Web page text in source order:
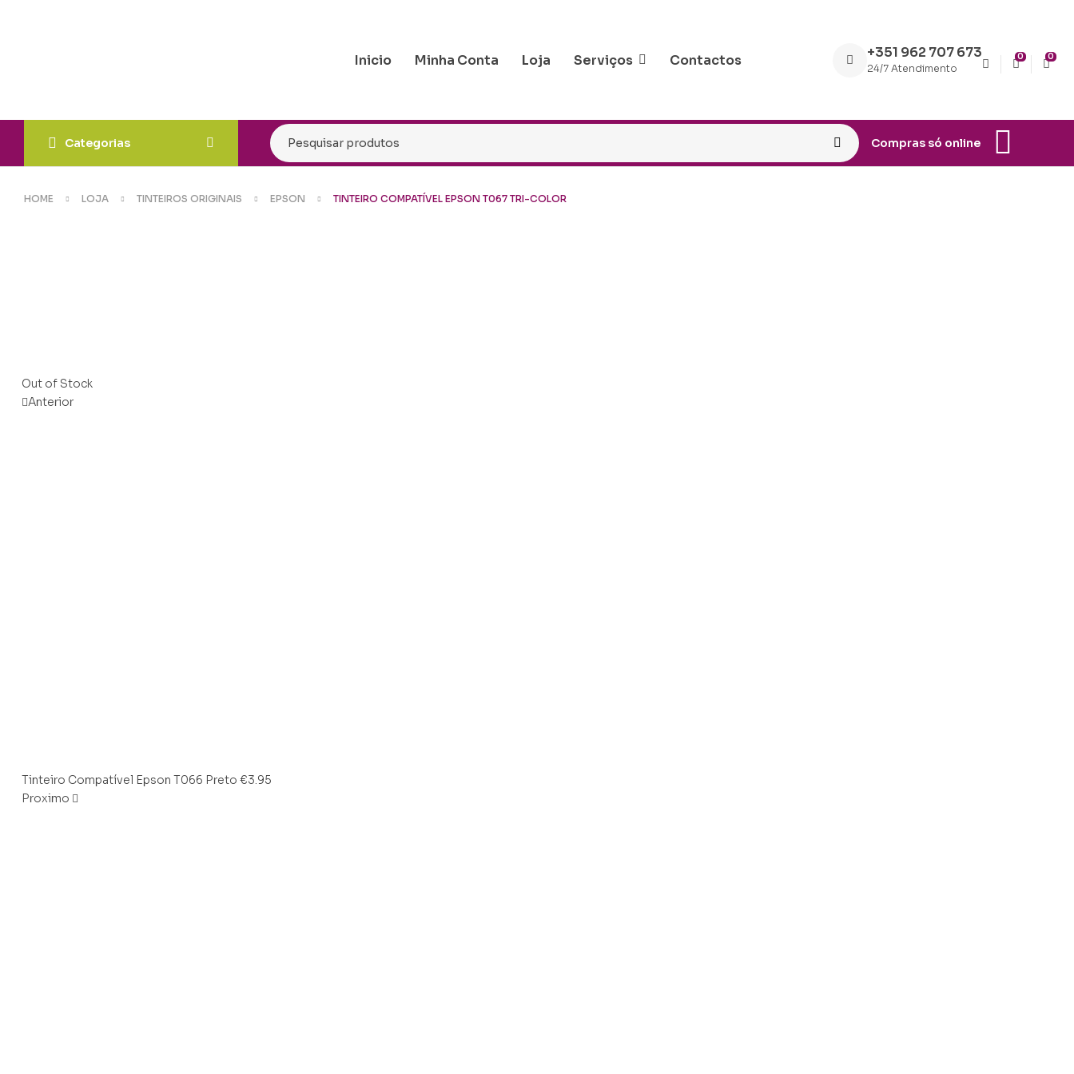
Inicio Minha Conta Loja Serviços Contactos +351 962 707 673
24/7 Atendimento
0 0
Categorias Compras só online
HOME LOJA TINTEIROS ORIGINAIS EPSON TINTEIRO COMPATÍVEL EPSON T067 TRI-COLOR
Out of Stock
Anterior
Tinteiro Compatível Epson T066 Preto €3.95
Proximo